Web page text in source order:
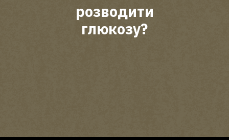
розводити
глюкозу?